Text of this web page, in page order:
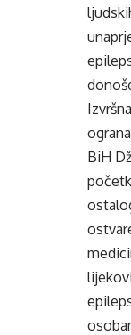
BiH